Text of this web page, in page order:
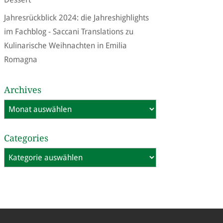
Jahresrückblick 2024: die Jahreshighlights
im Fachblog - Saccani Translationszu
Kulinarische Weihnachten in Emilia
Romagna
Archives
Archives
Categories
Categories